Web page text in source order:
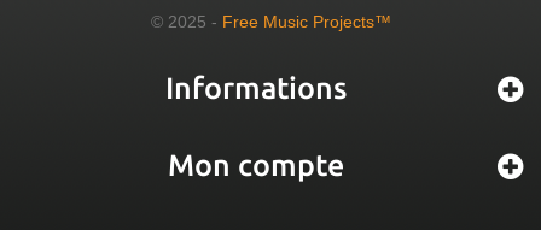
© 2025 - Free Music Projects™
Informations
Mon compte